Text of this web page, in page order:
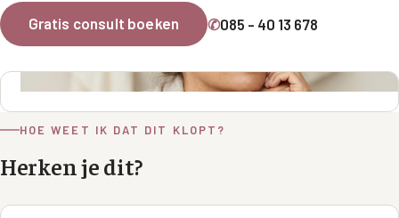
Jukbeenderen
Kaaklijn
Saypha Filler
Saypha Volume Plus
Sculptra (collageen aanmaak)
Silhouette Soft
Teosyal Redensity
LIFESTYLE / MODERN
Volume Verlies Profiel
Atletisch verouderings profiel
Digitale Nek Profiel
Gratis consult boeken ✆085 - 40 13 678
HOE WEET IK DAT DIT KLOPT?
Herken je dit?